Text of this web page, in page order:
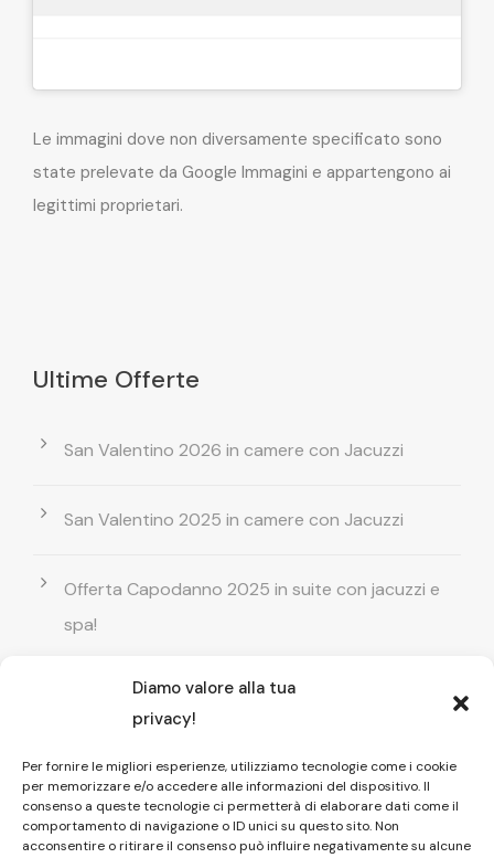
Diamo valore alla tua
privacy!
Per fornire le migliori esperienze, utilizziamo tecnologie come i cookie
per memorizzare e/o accedere alle informazioni del dispositivo. Il
consenso a queste tecnologie ci permetterà di elaborare dati come il
comportamento di navigazione o ID unici su questo sito. Non
acconsentire o ritirare il consenso può influire negativamente su alcune
Le immagini dove non diversamente specificato sono
state prelevate da Google Immagini e appartengono ai
legittimi proprietari.
Ultime Offerte
San Valentino 2026 in camere con Jacuzzi
San Valentino 2025 in camere con Jacuzzi
Offerta Capodanno 2025 in suite con jacuzzi e
spa!
Offerta Natale in camera con vasca
idromassaggio ! Prenota il tuo relax esclusivo
Entrata GRATUITA in Piscina esterna! Il tuo relax
di coppia